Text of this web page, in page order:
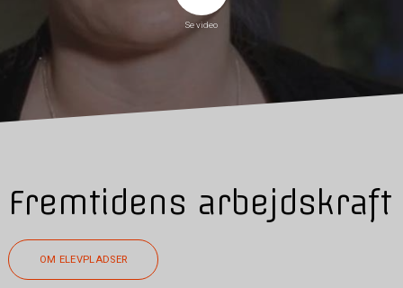
Se video
Fremtidens arbejdskraft
OM ELEVPLADSER